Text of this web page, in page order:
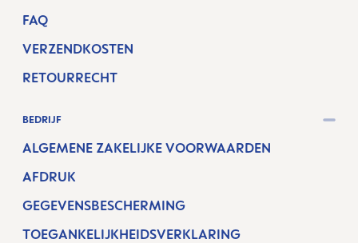
FAQ
VERZENDKOSTEN
RETOURRECHT
BEDRIJF
ALGEMENE ZAKELIJKE VOORWAARDEN
AFDRUK
GEGEVENSBESCHERMING
TOEGANKELIJKHEIDSVERKLARING